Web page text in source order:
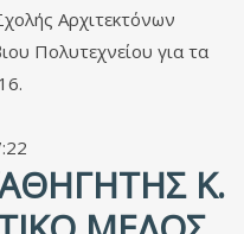
Αρχιτεκτόνων
Πολυτεχνείου για τα
Κ.